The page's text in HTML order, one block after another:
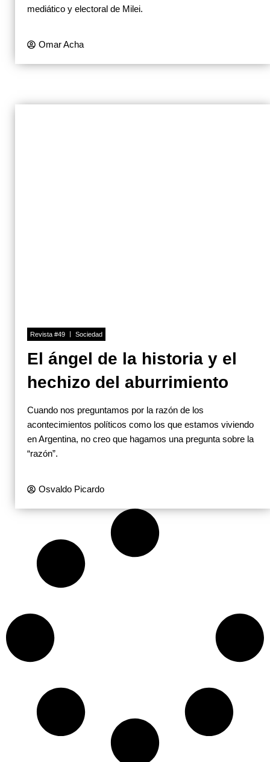
mediático y electoral de Milei.
Omar Acha
Revista #49 Sociedad
El ángel de la historia y el
hechizo del aburrimiento
Cuando nos preguntamos por la razón de los
acontecimientos políticos como los que estamos viviendo
en Argentina, no creo que hagamos una pregunta sobre la
“razón”.
Osvaldo Picardo